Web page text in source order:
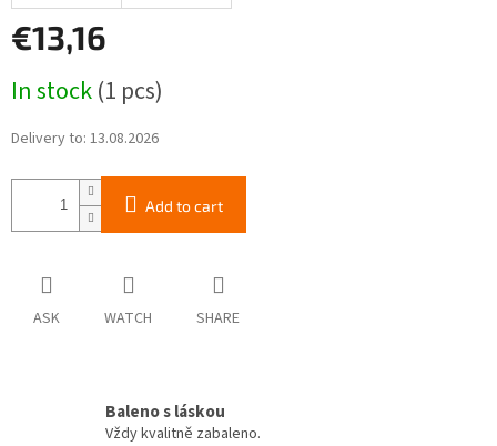
€13,16
price:
In stock(1 pcs)
Delivery to: 13.08.2026
Add to cart
ASK WATCH SHARE
Baleno s láskou
Vždy kvalitně zabaleno.